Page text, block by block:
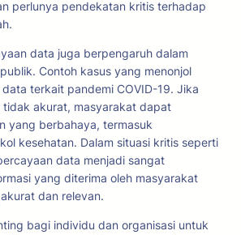
perlunya pendekatan kritis terhadap
data juga berpengaruh dalam
Contoh kasus yang menonjol
terkait pandemi COVID-19. Jika
akurat, masyarakat dapat
yang berbahaya, termasuk
kesehatan. Dalam situasi kritis seperti
data menjadi sangat
yang diterima oleh masyarakat
dan relevan.
bagi individu dan organisasi untuk